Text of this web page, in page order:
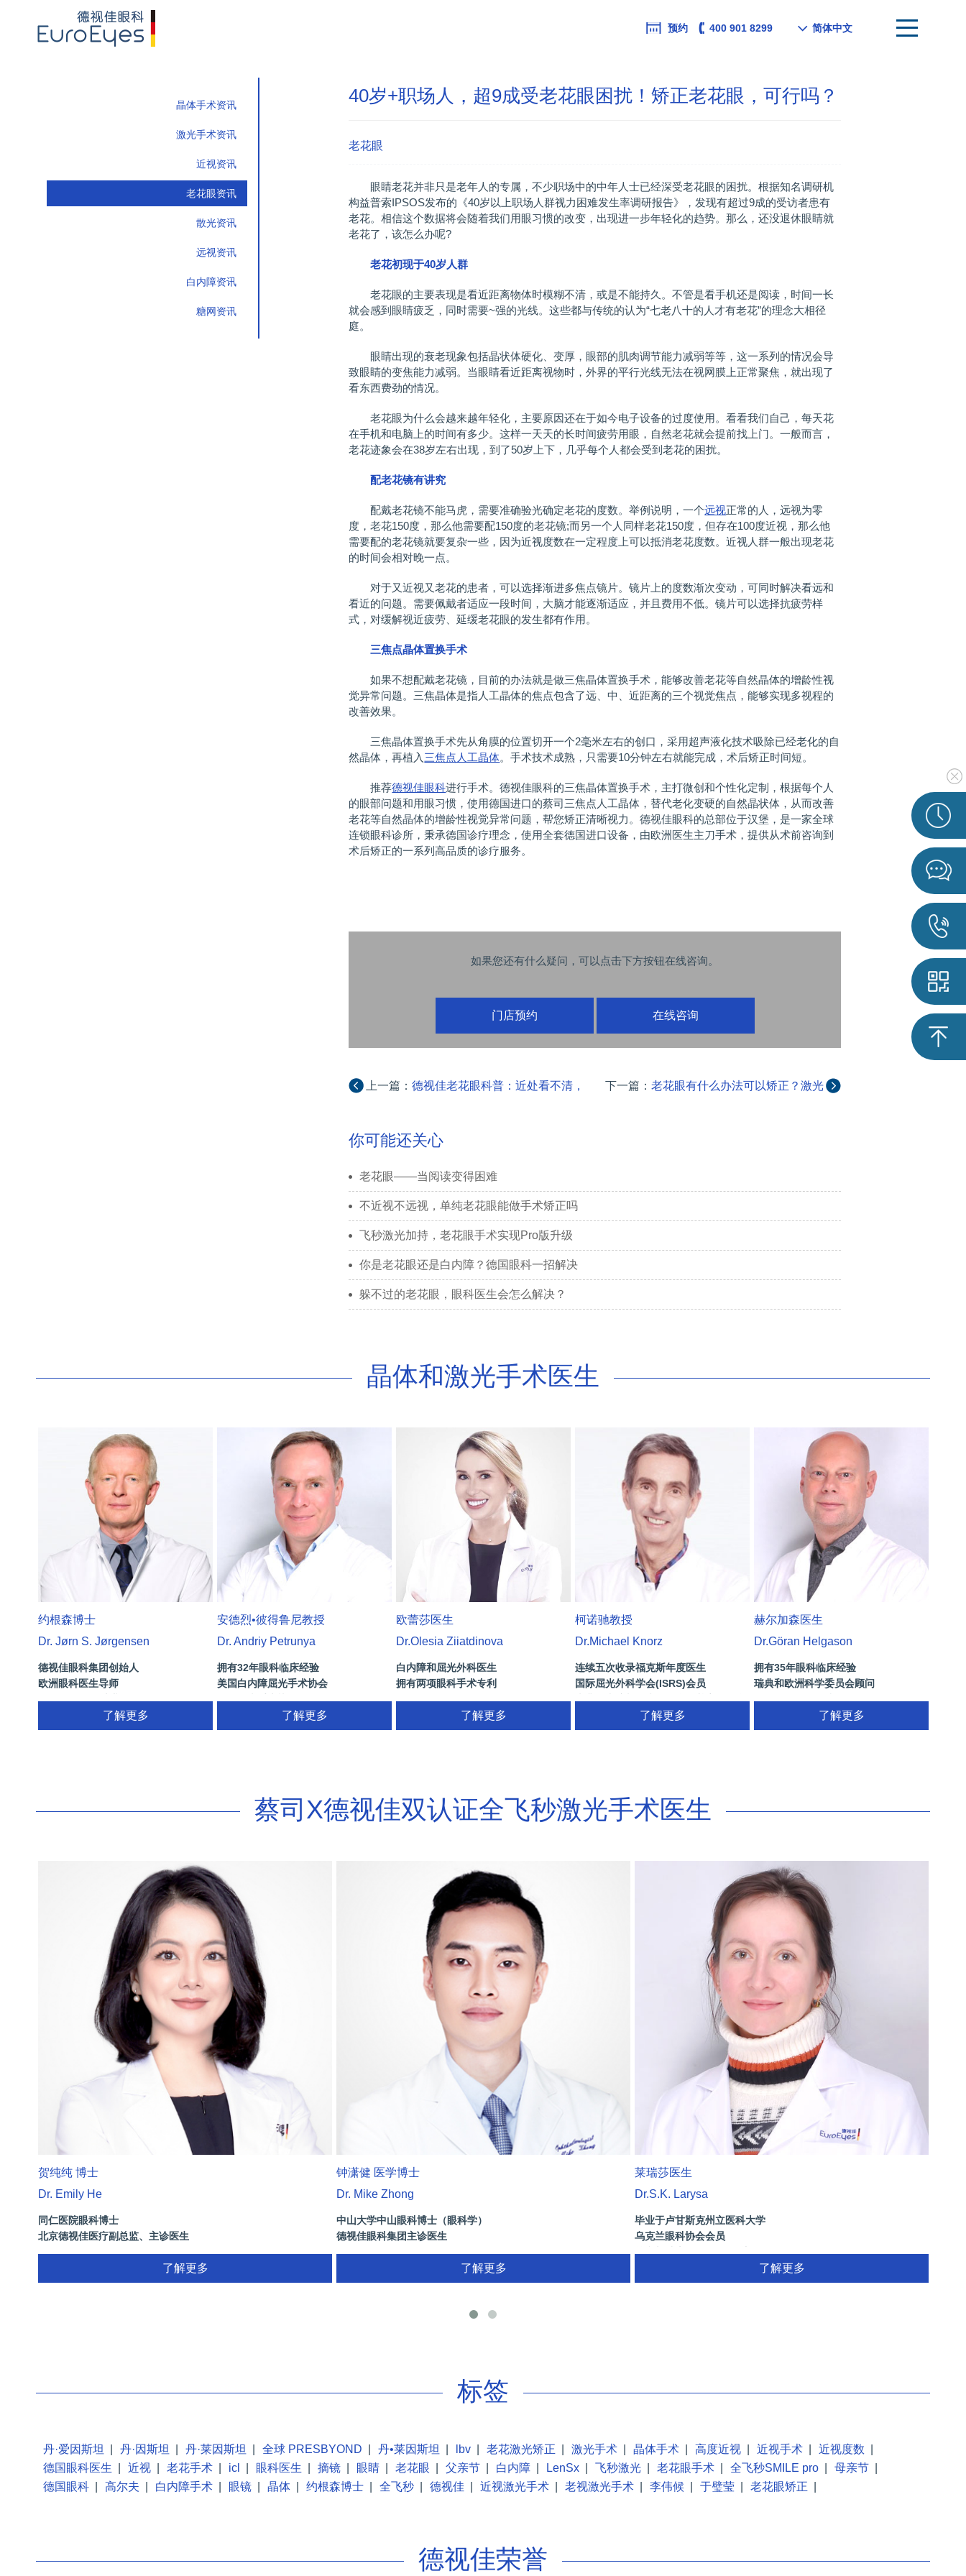
简体中文
预约 400 901 8299
晶体手术资讯
激光手术资讯
近视资讯
老花眼资讯
散光资讯
远视资讯
白内障资讯
糖网资讯
40岁+职场人，超9成受老花眼困扰！矫正老花眼，可行吗？
老花眼
眼睛老花并非只是老年人的专属，不少职场中的中年人士已经深受老花眼的困扰。根据知名调研机
构益普索IPSOS发布的《40岁以上职场人群视力困难发生率调研报告》，发现有超过9成的受访者患有
老花。相信这个数据将会随着我们用眼习惯的改变，出现进一步年轻化的趋势。那么，还没退休眼睛就
老花了，该怎么办呢?
老花初现于40岁人群
老花眼的主要表现是看近距离物体时模糊不清，或是不能持久。不管是看手机还是阅读，时间一长
就会感到眼睛疲乏，同时需要~强的光线。这些都与传统的认为“七老八十的人才有老花”的理念大相径
庭。
眼睛出现的衰老现象包括晶状体硬化、变厚，眼部的肌肉调节能力减弱等等，这一系列的情况会导
致眼睛的变焦能力减弱。当眼睛看近距离视物时，外界的平行光线无法在视网膜上正常聚焦，就出现了
看东西费劲的情况。
老花眼为什么会越来越年轻化，主要原因还在于如今电子设备的过度使用。看看我们自己，每天花
在手机和电脑上的时间有多少。这样一天天的长时间疲劳用眼，自然老花就会提前找上门。一般而言，
老花迹象会在38岁左右出现，到了50岁上下，几乎每个人都会受到老花的困扰。
配老花镜有讲究
配戴老花镜不能马虎，需要准确验光确定老花的度数。举例说明，一个远视正常的人，远视为零
度，老花150度，那么他需要配150度的老花镜;而另一个人同样老花150度，但存在100度近视，那么他
需要配的老花镜就要复杂一些，因为近视度数在一定程度上可以抵消老花度数。近视人群一般出现老花
的时间会相对晚一点。
对于又近视又老花的患者，可以选择渐进多焦点镜片。镜片上的度数渐次变动，可同时解决看远和
看近的问题。需要佩戴者适应一段时间，大脑才能逐渐适应，并且费用不低。镜片可以选择抗疲劳样
式，对缓解视近疲劳、延缓老花眼的发生都有作用。
三焦点晶体置换手术
如果不想配戴老花镜，目前的办法就是做三焦晶体置换手术，能够改善老花等自然晶体的增龄性视
觉异常问题。三焦晶体是指人工晶体的焦点包含了远、中、近距离的三个视觉焦点，能够实现多视程的
改善效果。
三焦晶体置换手术先从角膜的位置切开一个2毫米左右的创口，采用超声液化技术吸除已经老化的自
然晶体，再植入 三焦点人工晶体。手术技术成熟，只需要10分钟左右就能完成，术后矫正时间短。
推荐德视佳眼科进行手术。德视佳眼科的三焦晶体置换手术，主打微创和个性化定制，根据每个人
的眼部问题和用眼习惯，使用德国进口的蔡司三焦点人工晶体，替代老化变硬的自然晶状体，从而改善
老花等自然晶体的增龄性视觉异常问题，帮您矫正清晰视力。德视佳眼科的总部位于汉堡，是一家全球
连锁眼科诊所，秉承德国诊疗理念，使用全套德国进口设备，由欧洲医生主刀手术，提供从术前咨询到
术后矫正的一系列高品质的诊疗服务。
如果您还有什么疑问，可以点击下方按钮在线咨询。
门店预约 在线咨询
上一篇：德视佳老花眼科普：近处看不清，
下一篇： 老花眼有什么办法可以矫正？激光
你可能还关心
老花眼——当阅读变得困难
不近视不远视，单纯老花眼能做手术矫正吗
飞秒激光加持，老花眼手术实现Pro版升级
你是老花眼还是白内障？德国眼科一招解决
躲不过的老花眼，眼科医生会怎么解决？
晶体和激光手术医生
约根森博士
Dr. Jørn S. Jørgensen
德视佳眼科集团创始人
欧洲眼科医生导师
拥有35年眼科从业经历
了解更多
安德烈•彼得鲁尼教授
Dr. Andriy Petrunya
拥有32年眼科临床经验
美国白内障屈光手术协会
国际屈光手术协会(ISRS)
26项发明专利[青光眼手术/葡萄膜炎/斜
视/黄斑变性/结膜炎/视网膜病
了解更多
欧蕾莎医生
Dr.Olesia Ziiatdinova
白内障和屈光外科医生
拥有两项眼科手术专利
了解更多
柯诺驰教授
Dr.Michael Knorz
连续五次收录福克斯年度医生
国际屈光外科学会(ISRS)会员
南非白内障与屈光外科学会基辛格纪念
了解更多
赫尔加森医生
Dr.Göran Helgason
拥有35年眼科临床经验
瑞典和欧洲科学委员会顾问
国际眼科组织的成员
多焦点晶体，ICL晶体植入(手术高度近
视)，激光和白内障手术的医生经验
了解更多
蔡司X德视佳双认证全飞秒激光手术医生
贺纯纯 博士
Dr. Emily He
同仁医院眼科博士
北京德视佳医疗副总监、主诊医生
了解更多
钟潇健 医学博士
Dr. Mike Zhong
中山大学中山眼科博士（眼科学）
德视佳眼科集团主诊医生
了解更多
莱瑞莎医生
Dr.S.K. Larysa
毕业于卢甘斯克州立医科大学
乌克兰眼科协会会员
曾参与瑞士SOE AAO会议
视网膜诊断，屈光手术方案制定(包含：近视，散光，白内障，老
花)，Yag手术等...
了解更多
标签
丹·爱因斯坦 丹·因斯坦 丹·莱因斯坦 全球 PRESBYOND 丹•莱因斯坦 lbv 老花激光矫正 激光手术 晶体手术 高度近视 近视手术 近视度数
德国眼科医生
近视 老花手术 icl 眼科医生 摘镜 眼睛 老花眼 父亲节 白内障 LenSx 飞秒激光 老花眼手术 全飞秒SMILE pro 母亲节
德国眼科
高尔夫 白内障手术 眼镜 晶体 约根森博士 全飞秒 德视佳 近视激光手术 老视激光手术 李伟候 于璧莹 老花眼矫正
德视佳荣誉